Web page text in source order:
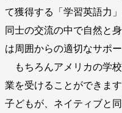
て獲得する「学習英語力
同士の交流の中で自然と
は周囲からの適切なサポ
もちろんアメリカの学
業を受けることができま
子どもが、ネイティブと